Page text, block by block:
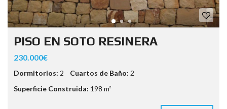
PISO EN SOTO RESINERA
230.000€
Dormitorios: 2 Cuartos de Baño: 2
Superficie Construida: 198 m²